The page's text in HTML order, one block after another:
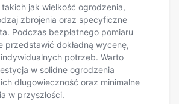
jak wielkość ogrodzenia,
zbrojenia oraz specyficzne
Podczas bezpłatnego pomiaru
przedstawić dokładną wycenę,
potrzeb. Warto
w solidne ogrodzenia
długowieczność oraz minimalne
w przyszłości.